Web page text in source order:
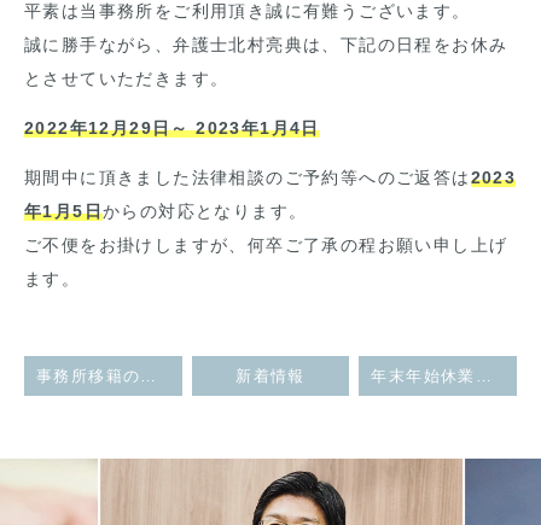
平素は当事務所をご利用頂き誠に有難うございます。
誠に勝手ながら、弁護士北村亮典は、下記の日程をお休み
とさせていただきます。
2022年12月29日～ 2023年1月4日
期間中に頂きました法律相談のご予約等へのご返答は2023
年1月5日からの対応となります。
ご不便をお掛けしますが、何卒ご了承の程お願い申し上げ
ます。
事務所移籍のお知らせ 新着情報 年末年始休業のお知らせ